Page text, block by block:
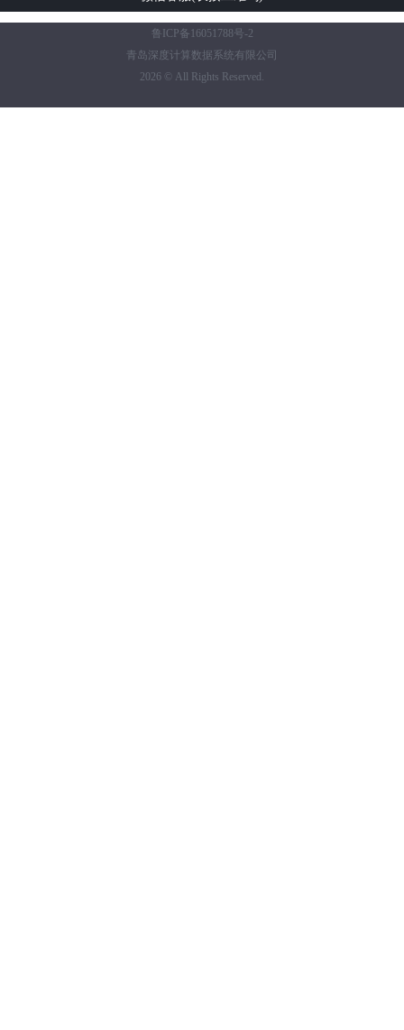
鲁ICP备16051788号-2
青岛深度计算数据系统有限公司
2026 © All Rights Reserved.